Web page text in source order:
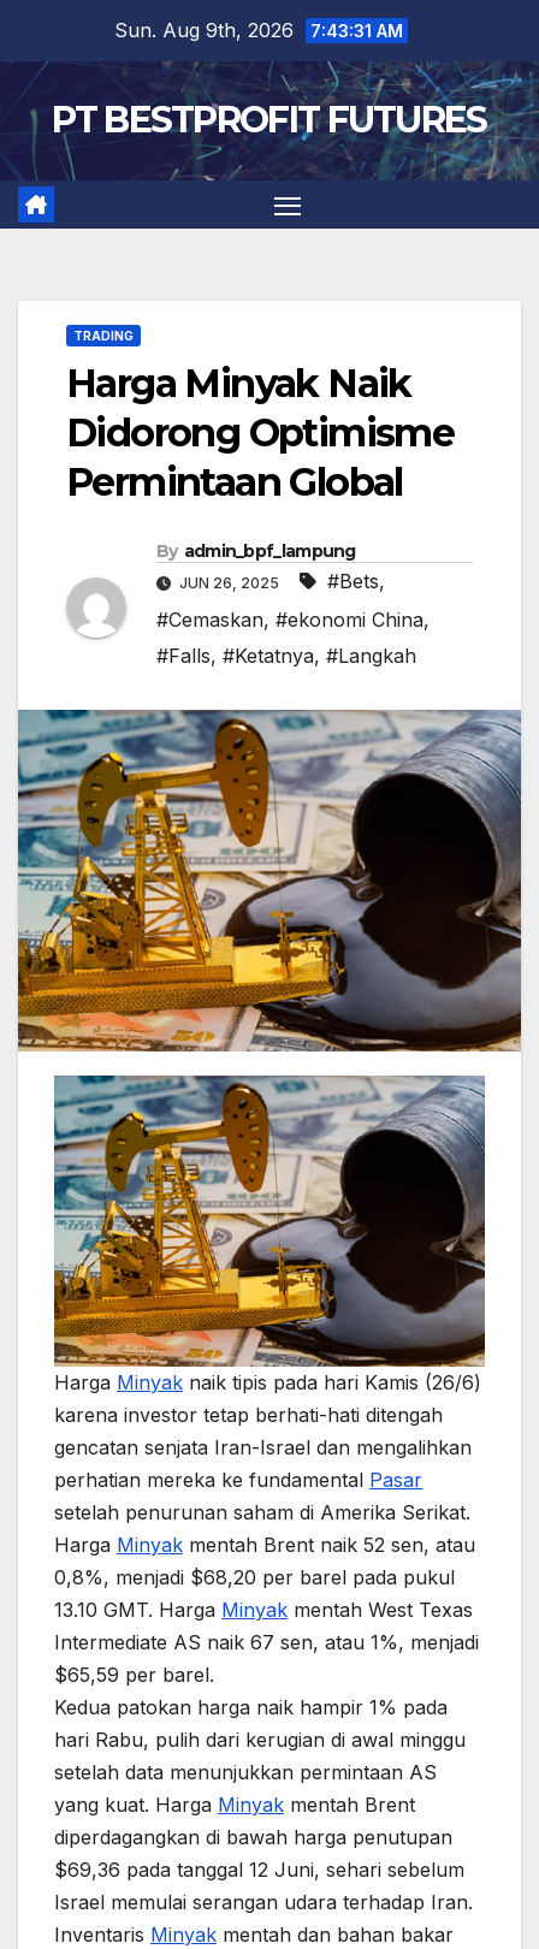
content
Sun. Aug 9th, 2026 7:43:31 AM
PT BESTPROFIT FUTURES
TRADING
Harga Minyak Naik
Didorong Optimisme
Permintaan Global
By admin_bpf_lampung
JUN 26, 2025 #Bets,
#Cemaskan, #ekonomi China,
#Falls, #Ketatnya, #Langkah
Harga Minyak naik tipis pada hari Kamis (26/6)
karena investor tetap berhati-hati ditengah
gencatan senjata Iran-Israel dan mengalihkan
perhatian mereka ke fundamental Pasar
setelah penurunan saham di Amerika Serikat.
Harga Minyak mentah Brent naik 52 sen, atau
0,8%, menjadi $68,20 per barel pada pukul
13.10 GMT. Harga Minyak mentah West Texas
Intermediate AS naik 67 sen, atau 1%, menjadi
$65,59 per barel.
Kedua patokan harga naik hampir 1% pada
hari Rabu, pulih dari kerugian di awal minggu
setelah data menunjukkan permintaan AS
yang kuat. Harga Minyak mentah Brent
diperdagangkan di bawah harga penutupan
$69,36 pada tanggal 12 Juni, sehari sebelum
Israel memulai serangan udara terhadap Iran.
Inventaris Minyak mentah dan bahan bakar